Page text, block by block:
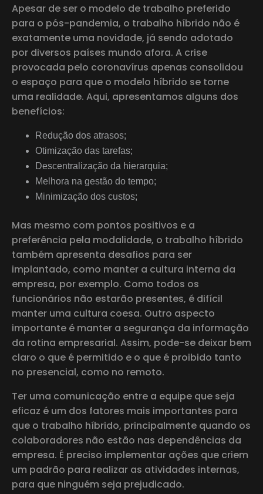
Apesar de ser o modelo de trabalho preferido
para o pós-pandemia, o trabalho híbrido não é
exatamente uma novidade, já sendo adotado
por diversos países mundo afora. A crise
provocada pelo coronavírus apenas consolidou
o espaço para que o modelo híbrido se torne
uma realidade. Aqui, apresentamos alguns dos
benefícios:
Redução dos atrasos;
Otimização das tarefas;
Descentralização da hierarquia;
Melhora na gestão do tempo;
Minimização dos custos;
Mas mesmo com pontos positivos e a
preferência pela modalidade, o trabalho híbrido
também apresenta desafios para ser
implantado, como manter a cultura interna da
empresa, por exemplo. Como todos os
funcionários não estarão presentes, é difícil
manter uma cultura coesa. Outro aspecto
importante é manter a segurança da informação
da rotina empresarial. Assim, pode-se deixar bem
claro o que é permitido e o que é proibido tanto
no presencial, como no remoto.
Ter uma comunicação entre a equipe que seja
eficaz é um dos fatores mais importantes para
que o trabalho híbrido, principalmente quando os
colaboradores não estão nas dependências da
empresa. É preciso implementar ações que criem
um padrão para realizar as atividades internas,
para que ninguém seja prejudicado.